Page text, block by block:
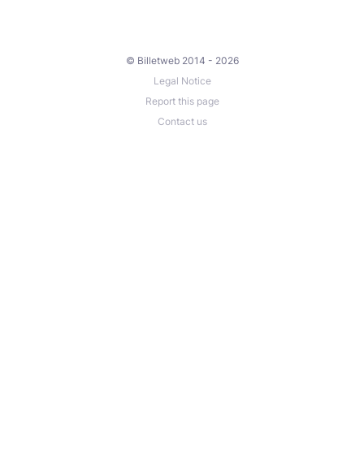
© Billetweb 2014 - 2026
Legal Notice
Report this page
Contact us